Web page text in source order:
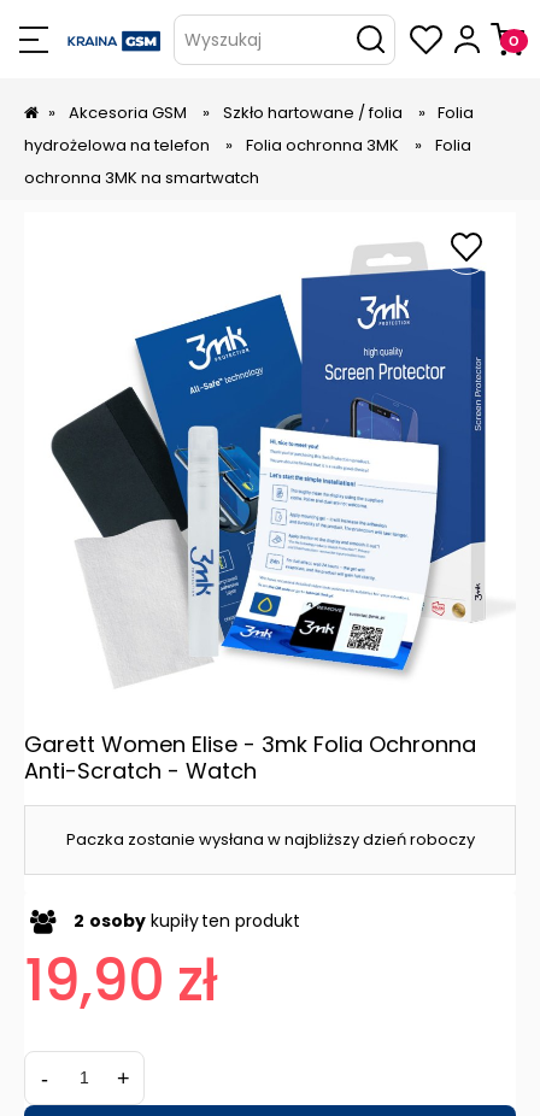
Wyszukaj
» Akcesoria GSM » Szkło hartowane / folia » Folia
hydrożelowa na telefon
» Folia ochronna 3MK » Folia
ochronna 3MK na smartwatch
Paczka zostanie wysłana w najbliższy dzień roboczy
Garett Women Elise - 3mk Folia Ochronna
Anti-Scratch - Watch
2 osoby kupiłyten produkt
19,90 zł
- +